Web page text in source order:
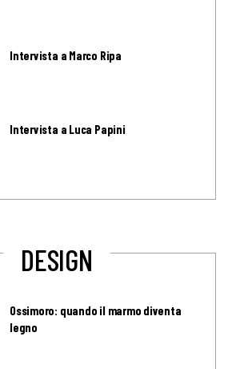
Intervista a Marco Ripa
Intervista a Luca Papini
DESIGN
Ossimoro: quando il marmo diventa
legno